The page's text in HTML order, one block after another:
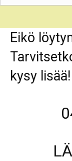
Eikö
kysy lisää!